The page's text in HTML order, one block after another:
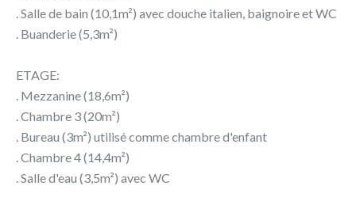
. Salle de bain (10,1m²) avec douche italien, baignoire et WC
. Buanderie (5,3m²)
ETAGE:
. Mezzanine (18,6m²)
. Chambre 3 (20m²)
. Bureau (3m²) utilisé comme chambre d'enfant
. Chambre 4 (14,4m²)
. Salle d'eau (3,5m²) avec WC